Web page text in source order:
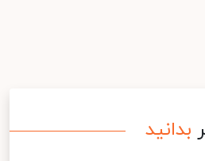
بدانید